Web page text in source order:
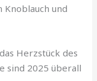
und
Herzstück des
sind 2025 überall